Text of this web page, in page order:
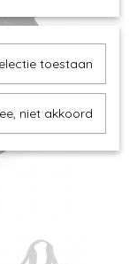
toestaan
niet akkoord